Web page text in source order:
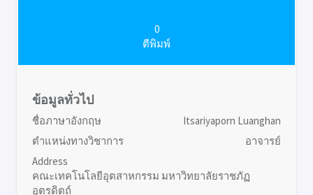
0
ตีพิมพ์
ข้อมูลทั่วไป
ชื่อภาษาอังกฤษ
Itsariyaporn Luanghan
ตำแหน่งทางวิชาการ
อาจารย์
Address
คณะเทคโนโลยีอุตสาหกรรม มหาวิทยาลัยราชภัฏ
อุตรดิตถ์